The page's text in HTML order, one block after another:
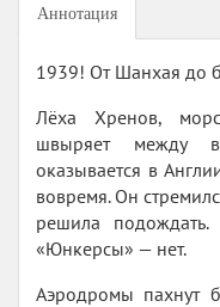
Аннотация
1939! От Шанхая до
Лёха Хренов,
швыряет между
оказывается в
вовремя. Он
решила
«Юнкерсы» — нет.
Аэродромы пахнут